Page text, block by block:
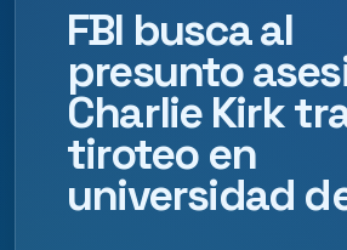
FBI busca al
presunto
Charlie Kirk
tiroteo en
universidad